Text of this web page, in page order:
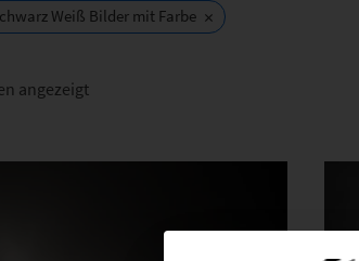
Weiß Bilder mit Farbe ×
angezeigtNach